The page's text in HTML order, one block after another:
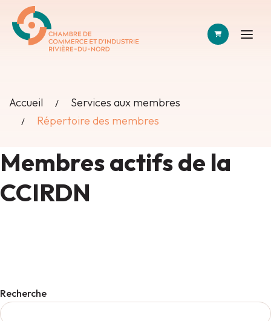
PANIER
Accueil
Services aux membres
Répertoire des membres
Membres actifs de la
CCIRDN
Recherche